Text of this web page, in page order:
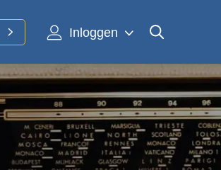
Inloggen